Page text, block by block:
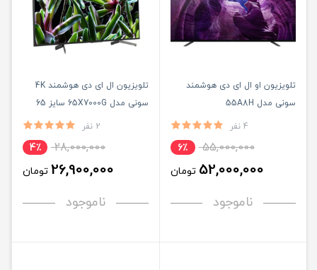
تلویزیون او ال ای دی هوشمند
سونی مدل 55A8H
4 نفر
55,000,000 6٪
52,000,000 تومان
ناموجود
تلویزیون ال ای دی هوشمند 4K
سونی مدل 65X7000G سایز 65
2 نفر
28,000,000 4٪
26,900,000 تومان
ناموجود